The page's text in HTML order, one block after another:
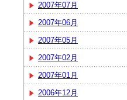
2007年07月
2007年06月
2007年05月
2007年02月
2007年01月
2006年12月